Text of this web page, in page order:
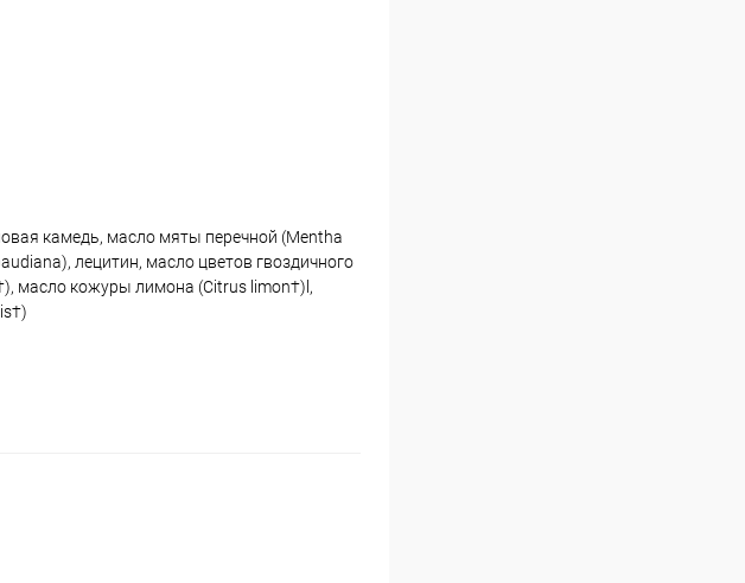
камедь, масло мяты перечной (Mentha
лецитин, масло цветов гвоздичного
масло кожуры лимона (Citrus limon†)l,